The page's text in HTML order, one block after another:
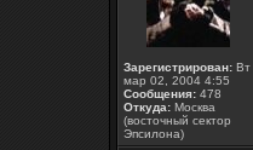
Зарегистрирован: Вт
мар 02, 2004 4:55
Сообщения: 478
Откуда: Москва
(восточный сектор
Эпсилона)